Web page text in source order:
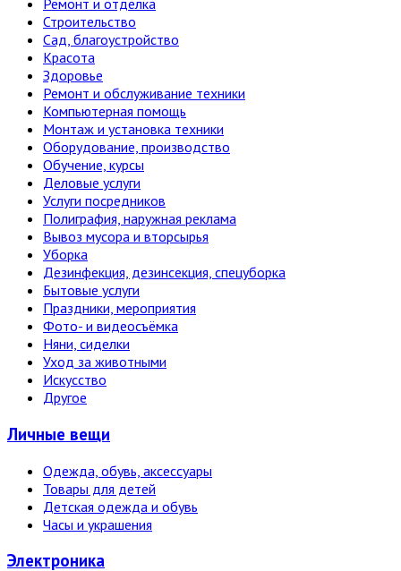
Ремонт и отделка
Строительство
Сад, благоустройство
Красота
Здоровье
Ремонт и обслуживание техники
Компьютерная помощь
Монтаж и установка техники
Оборудование, производство
Обучение, курсы
Деловые услуги
Услуги посредников
Полиграфия, наружная реклама
Вывоз мусора и вторсырья
Уборка
Дезинфекция, дезинсекция, спецуборка
Бытовые услуги
Праздники, мероприятия
Фото- и видеосъёмка
Няни, сиделки
Уход за животными
Искусство
Другое
Личные вещи
Одежда, обувь, аксессуары
Товары для детей
Детская одежда и обувь
Часы и украшения
Электро­ника